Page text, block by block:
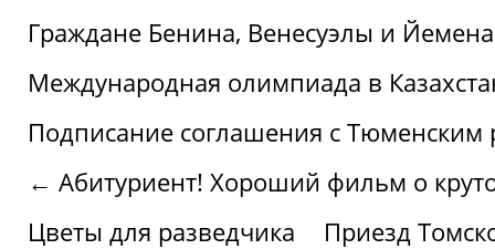
Граждане Бенина, Венесуэлы и
Международная олимпиада в
Подписание соглашения с Тюменским
← Абитуриент! Хороший фильм о
Цветы для разведчика
Приезд